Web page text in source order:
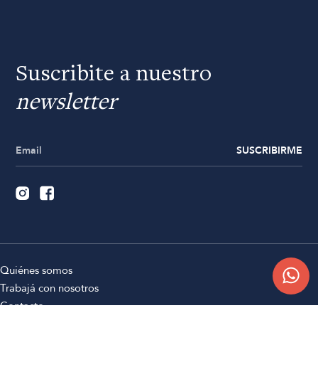
Suscribite a nuestro
newsletter
SUSCRIBIRME
Quiénes somos
Trabajá con nosotros
Contacto